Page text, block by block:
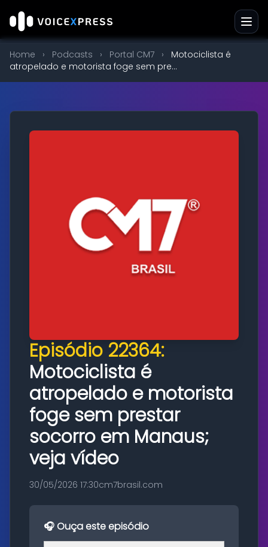
Home › Podcasts › Portal CM7 ›
Motociclista é
atropelado e motorista foge sem pre...
Episódio 22364:
Motociclista é
atropelado e motorista
foge sem prestar
socorro em Manaus;
veja vídeo
30/05/2026 17:30cm7brasil.com
🎧 Ouça este episódio